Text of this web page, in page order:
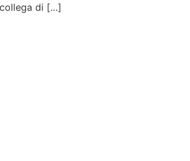
di […]